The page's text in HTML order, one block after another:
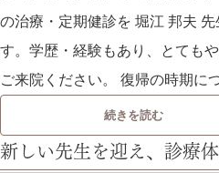
の治療・定期健診を 堀江 邦夫
す。学歴・経験もあり、とても
ご来院ください。 復帰の時期に
続きを読む
新しい先生を迎え、診療